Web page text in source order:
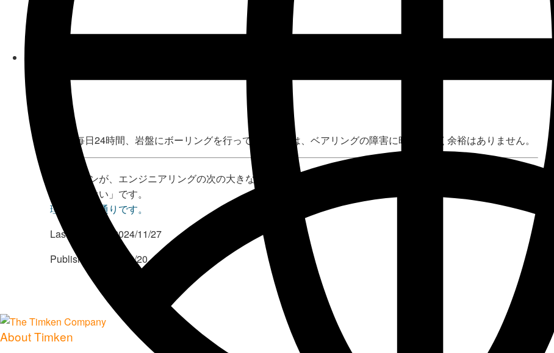
Email
8年間毎日24時間、岩盤にボーリングを行っている場合は、ベアリングの障害に時間を割く余裕はありません。
ティムケンが、エンジニアリングの次の大きな偉業を成し遂げるためのソリューションとなるでしょうか？
答えは「はい」です。
理由は次の通りです。
Last Updated:
2024/11/27
Published:
2018/09/20
About Timken